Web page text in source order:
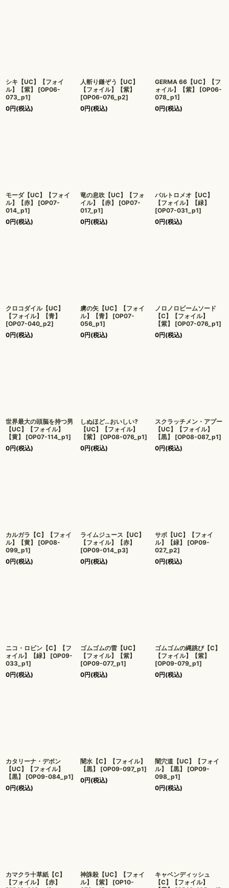
シキ【UC】【フォイ
ル】【紫】
[OP06-
073_p1]
0円(税込)
人斬り鎌ぞう【UC】
【フォイル】【紫】
[OP06-076_p2]
0円(税込)
GERMA 66【UC】【フ
ォイル】【紫】
[OP06-
078_p1]
0円(税込)
モーダ【UC】【フォイ
ル】【赤】
[OP07-
014_p1]
0円(税込)
竜の息吹【UC】【フォ
イル】【赤】
[OP07-
017_p1]
0円(税込)
バルトロメオ【UC】
【フォイル】【緑】
[OP07-031_p1]
0円(税込)
クロコダイル【UC】
【フォイル】【青】
[OP07-040_p2]
0円(税込)
虜の矢【UC】【フォイ
ル】【青】
[OP07-
056_p1]
0円(税込)
ノロノロビームソード
【C】【フォイル】
【紫】
[OP07-076_p1]
0円(税込)
世界最大の頭脳を持つ男
【UC】【フォイル】
【黄】
[OP07-114_p1]
0円(税込)
しぬほど…おいしい?
【UC】【フォイル】
【紫】
[OP08-076_p1]
0円(税込)
スクラッチメン・アプー
【UC】【フォイル】
【黒】
[OP08-087_p1]
0円(税込)
カルガラ【C】【フォイ
ル】【黄】
[OP08-
099_p1]
0円(税込)
ライムジュース【UC】
【フォイル】【赤】
[OP09-014_p3]
0円(税込)
サボ【UC】【フォイ
ル】【緑】
[OP09-
027_p2]
0円(税込)
ニコ・ロビン【C】【フ
ォイル】【緑】
[OP09-
033_p1]
0円(税込)
ゴムゴムの雷【UC】
【フォイル】【紫】
[OP09-077_p1]
0円(税込)
ゴムゴムの縄跳び【C】
【フォイル】【紫】
[OP09-079_p1]
0円(税込)
カタリーナ・デボン
【UC】【フォイル】
【黒】
[OP09-084_p1]
0円(税込)
闇水【C】【フォイル】
【黒】
[OP09-097_p1]
0円(税込)
闇穴道【UC】【フォイ
ル】【黒】
[OP09-
098_p1]
0円(税込)
カマクラ十草紙【C】
【フォイル】【赤】
神誅殺【UC】【フォイ
ル】【紫】
[OP10-
キャベンディッシュ
【C】【フォイル】